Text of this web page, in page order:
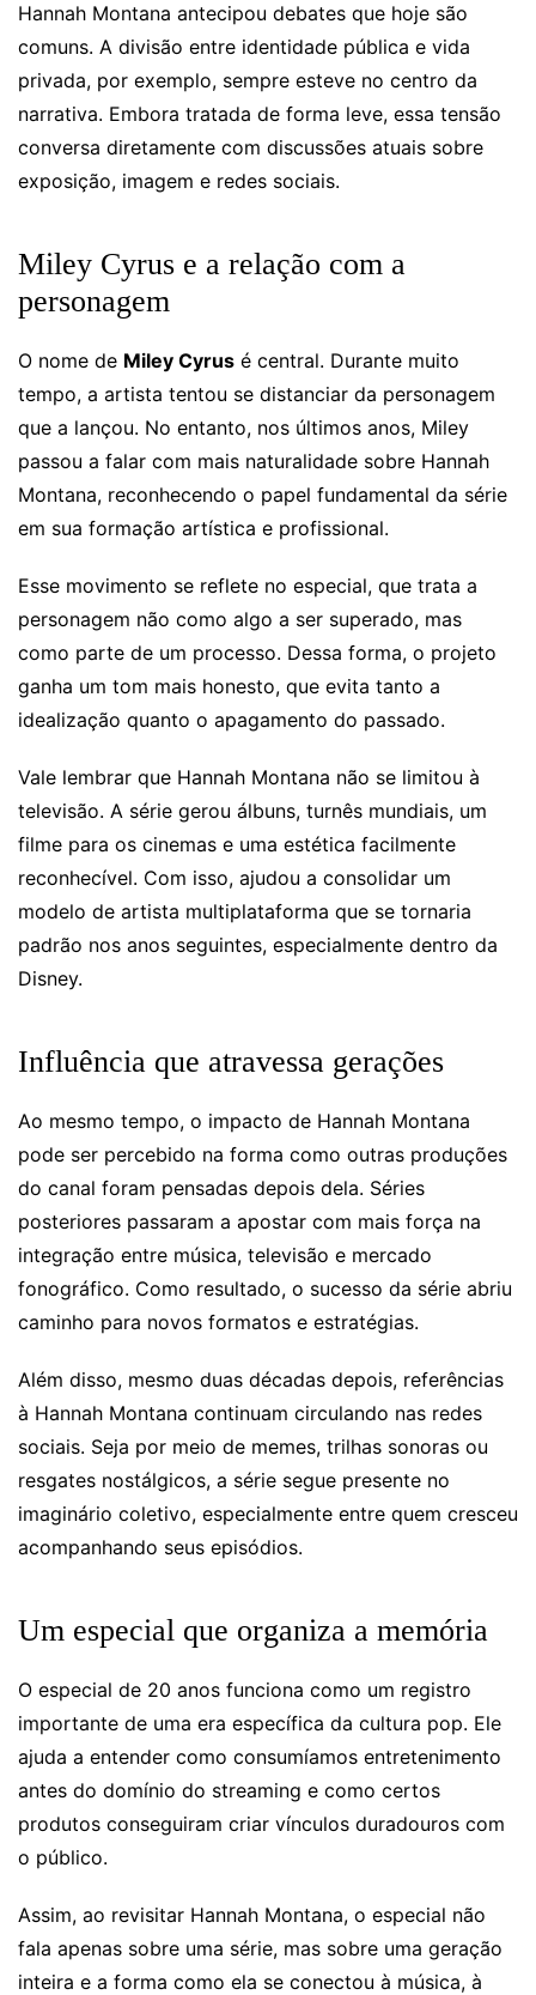
Hannah Montana antecipou debates que hoje são
comuns. A divisão entre identidade pública e vida
privada, por exemplo, sempre esteve no centro da
narrativa. Embora tratada de forma leve, essa tensão
conversa diretamente com discussões atuais sobre
exposição, imagem e redes sociais.
Miley Cyrus e a relação com a
personagem
O nome de Miley Cyrus é central. Durante muito
tempo, a artista tentou se distanciar da personagem
que a lançou. No entanto, nos últimos anos, Miley
passou a falar com mais naturalidade sobre Hannah
Montana, reconhecendo o papel fundamental da série
em sua formação artística e profissional.
Esse movimento se reflete no especial, que trata a
personagem não como algo a ser superado, mas
como parte de um processo. Dessa forma, o projeto
ganha um tom mais honesto, que evita tanto a
idealização quanto o apagamento do passado.
Vale lembrar que Hannah Montana não se limitou à
televisão. A série gerou álbuns, turnês mundiais, um
filme para os cinemas e uma estética facilmente
reconhecível. Com isso, ajudou a consolidar um
modelo de artista multiplataforma que se tornaria
padrão nos anos seguintes, especialmente dentro da
Disney.
Influência que atravessa gerações
Ao mesmo tempo, o impacto de Hannah Montana
pode ser percebido na forma como outras produções
do canal foram pensadas depois dela. Séries
posteriores passaram a apostar com mais força na
integração entre música, televisão e mercado
fonográfico. Como resultado, o sucesso da série abriu
caminho para novos formatos e estratégias.
Além disso, mesmo duas décadas depois, referências
à Hannah Montana continuam circulando nas redes
sociais. Seja por meio de memes, trilhas sonoras ou
resgates nostálgicos, a série segue presente no
imaginário coletivo, especialmente entre quem cresceu
acompanhando seus episódios.
Um especial que organiza a memória
O especial de 20 anos funciona como um registro
importante de uma era específica da cultura pop. Ele
ajuda a entender como consumíamos entretenimento
antes do domínio do streaming e como certos
produtos conseguiram criar vínculos duradouros com
o público.
Assim, ao revisitar Hannah Montana, o especial não
fala apenas sobre uma série, mas sobre uma geração
inteira e a forma como ela se conectou à música, à